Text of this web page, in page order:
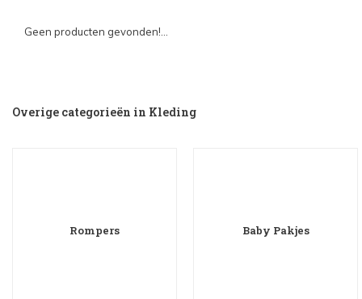
Geen producten gevonden!...
Overige categorieën in Kleding
Rompers Baby Pakjes